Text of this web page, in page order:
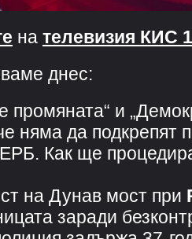
на телевизия КИС
днес:
промяната“ и
няма да подкрепят
Как ще
на Дунав мост при
заради